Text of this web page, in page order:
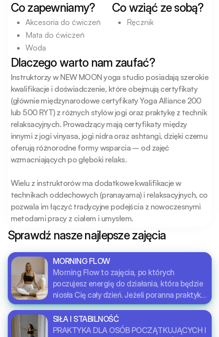
Co zapewniamy?
Akcesoria do ćwiczeń
Mata do ćwiczeń
Woda
Co wziąć ze sobą?
Ręcznik
Dlaczego warto nam zaufać?
Instruktorzy w NEW MOON yoga studio posiadają szerokie
kwalifikacje i doświadczenie, które obejmują certyfikaty
(głównie międzynarodowe certyfikaty Yoga Alliance 200
lub 500 RYT) z różnych stylów jogi oraz praktykę z technik
relaksacyjnych. Prowadzący mają certyfikaty między
innymi z jogi vinyasa, jogi nidra oraz ashtangi, dzięki czemu
oferują różnorodne formy wsparcia – od zajęć
wzmacniających po głęboki relaks.
Wielu z instruktorów ma dodatkowe kwalifikacje w
technikach oddechowych (pranayama) i relaksacyjnych, co
pozwala im łączyć tradycyjne podejścia z nowoczesnymi
metodami pracy z ciałem i umysłem.
Sprawdź nasze najlepsze zajęcia
MORNING FLOW
Morning Flow to zajęcia, po których
poczujesz energię do działania, która będzie
niosła Cię cały dzień. Jeżeli poranna praktyka,
to powitania słońca! Są one przeplatane
pobudzającymi asanami oraz elementami
pranayamy. Całość kończy krótka medytacja
SIŁA I STABILNOŚĆ
PRAKTYKA DLA OSÓB POCZĄTKUJĄCYCH I